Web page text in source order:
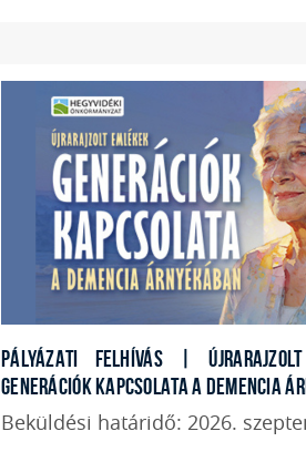
PÁLYÁZATI FELHÍVÁS |
GENERÁCIÓK KAPCSOLATA A DEMENCIA
Beküldési határidő: 2026.